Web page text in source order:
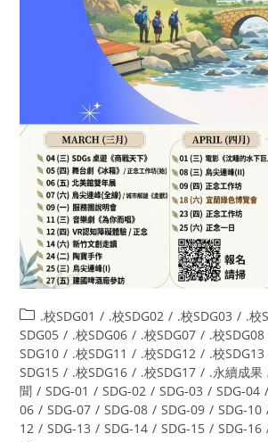
.校SDG01 / .校SDG02 / .校SDG03 / .校
SDG05 / .校SDG06 / .校SDG07 / .校SDG08
SDG10 / .校SDG11 / .校SDG12 / .校SDG13
SDG15 / .校SDG16 / .校SDG17 / .永續成果
聞 / SDG-01 / SDG-02 / SDG-03 / SDG-04 /
06 / SDG-07 / SDG-08 / SDG-09 / SDG-10
12 / SDG-13 / SDG-14 / SDG-15 / SDG-16